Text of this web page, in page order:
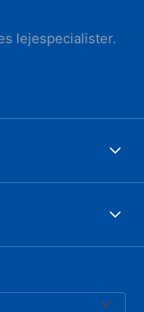
lejespecialister.